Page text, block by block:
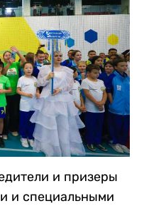
и призеры
и специальными